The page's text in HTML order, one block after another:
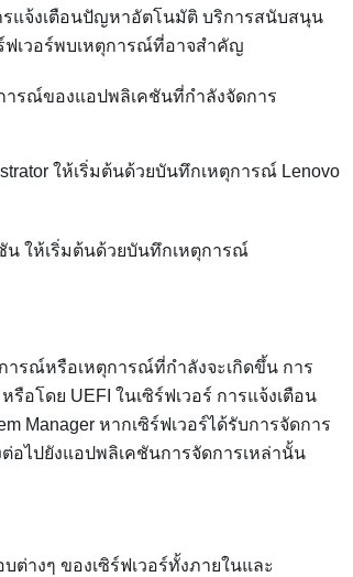
แจ้งเตือนปัญหาอัตโนมัติ บริการสนับสนุน
ฟเวอร์พบเหตุการณ์ที่อาจสำคัญ
รณ์ของแอปพลิเคชันที่กำลังจัดการ
ให้เริ่มต้นด้วยบันทึกเหตุการณ์ Lenovo
ให้เริ่มต้นด้วยบันทึกเหตุการณ์
รณ์หรือเหตุการณ์ที่กำลังจะเกิดขึ้น การ
หรือโดย UEFI ในเซิร์ฟเวอร์ การแจ้งเตือน
Manager หากเซิร์ฟเวอร์ได้รับการจัดการ
อไปยังแอปพลิเคชันการจัดการเหล่านั้น
ต่างๆ ของเซิร์ฟเวอร์ทั้งภายในและ